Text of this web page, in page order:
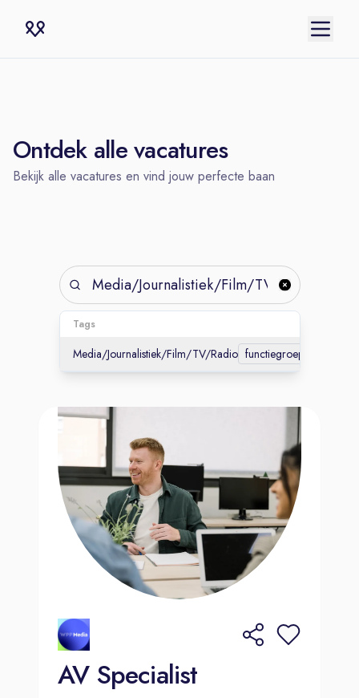
Ontdek alle vacatures
Bekijk alle vacatures en vind jouw perfecte baan
Creëer een job
AV Specialist
Tags
Media/Journalistiek/Film/TV/Radio functiegroep